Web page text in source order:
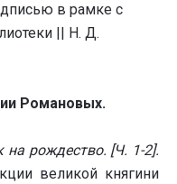
в рамке с
|| Н. Д.
Романовых.
рождество. [Ч. 1-2].
великой княгини